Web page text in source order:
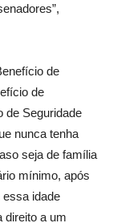
de
de
de Seguridade
nunca tenha
seja de família
mínimo, após
essa idade
direito a um